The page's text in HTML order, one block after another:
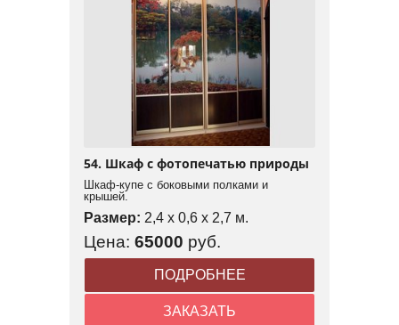
54. Шкаф с фотопечатью природы
Шкаф-купе с боковыми полками и
крышей.
Размер: 2,4 x 0,6 x 2,7 м.
Цена: 65000 руб.
ПОДРОБНЕЕ
ЗАКАЗАТЬ